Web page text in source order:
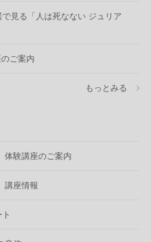
見る「人は死なない ジュリア
ご案内
もっとみる
体験講座のご案内
講座情報